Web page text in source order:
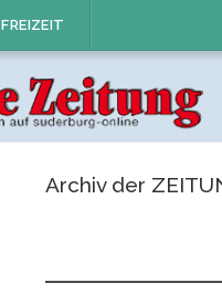
FREIZEIT
Archiv der